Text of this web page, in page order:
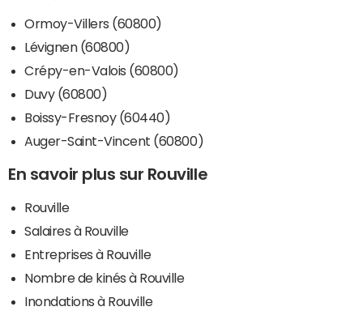
Ormoy-Villers (60800)
Lévignen (60800)
Crépy-en-Valois (60800)
Duvy (60800)
Boissy-Fresnoy (60440)
Auger-Saint-Vincent (60800)
En savoir plus sur Rouville
Rouville
Salaires à Rouville
Entreprises à Rouville
Nombre de kinés à Rouville
Inondations à Rouville